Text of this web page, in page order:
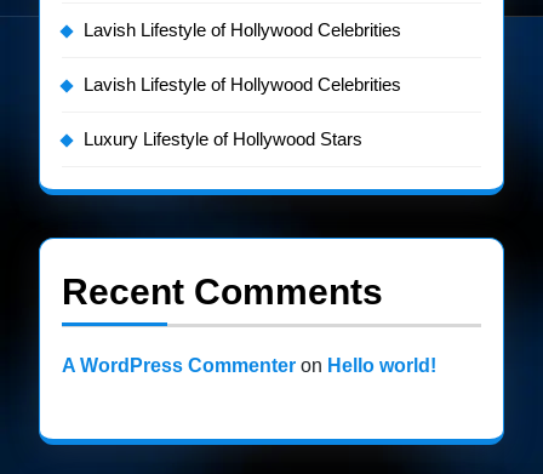
Lavish Lifestyle of Hollywood Celebrities
Lavish Lifestyle of Hollywood Celebrities
Luxury Lifestyle of Hollywood Stars
Recent Comments
A WordPress Commenter on Hello world!